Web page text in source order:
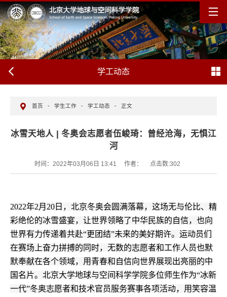
学工动态
首页 - 学生工作 - 学工动态 - 正文
冰雪天地人 | 冬奥会志愿者伍峻琦：曾经沧海，无惧江
河
时间：2022年03月06日 13:41 作者： 点击数:302
2022年2月20日，北京冬奥会圆满落幕，这场无与伦比、精
彩绝伦的冰雪盛宴，让世界领略了中华民族的自信，也向
世界有力传递着共赴“更团结”未来的美好期许。运动员们
在赛场上奋力拼搏的同时，无数的志愿者和工作人员也默
默奉献在各个领域，用青春和自信向世界展现出亮丽的中
国名片。北京大学地球与空间科学学院多位师生作为“冰新
一代”冬奥志愿者和技术官员服务赛事各项活动，用笑容温